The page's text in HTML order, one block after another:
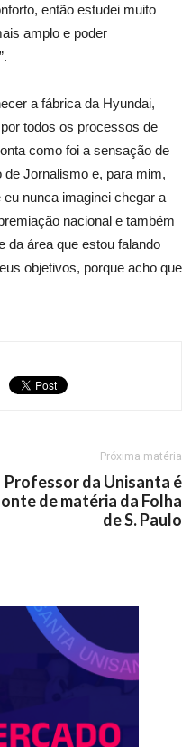
então estudei muito
amplo e poder
a fábrica da Hyundai,
todos os processos de
como foi a sensação de
de Jornalismo e, para mim,
nunca imaginei chegar a
nacional e também
da área que estou falando
objetivos, porque acho que
Próxima matéria
Professor da Unisanta é
de matéria da Folha
de S. Paulo